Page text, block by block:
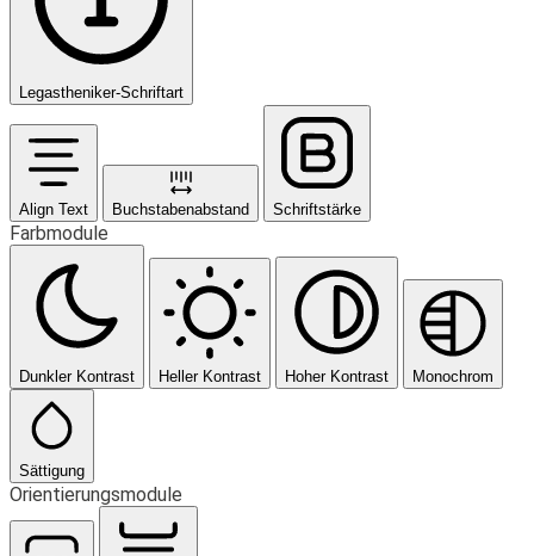
Legastheniker-Schriftart
Align Text Buchstabenabstand Schriftstärke
Farbmodule
Dunkler Kontrast Heller Kontrast Hoher Kontrast Monochrom
Sättigung
Orientierungsmodule